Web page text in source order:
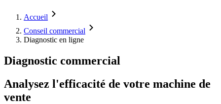
Accueil
Conseil commercial
Diagnostic en ligne
Diagnostic commercial
Analysez l'efficacité de votre machine de
vente